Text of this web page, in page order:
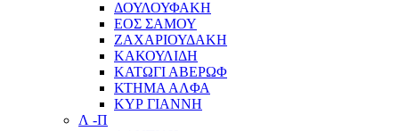
ΔΟΥΛΟΥΦΑΚΗ
ΕΟΣ ΣΑΜΟΥ
ΖΑΧΑΡΙΟΥΔΑΚΗ
ΚΑΚΟΥΛΙΔΗ
ΚΑΤΩΓΙ ΑΒΕΡΩΦ
ΚΤΗΜΑ ΑΛΦΑ
ΚΥΡ ΓΙΑΝΝΗ
Λ -Π